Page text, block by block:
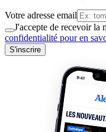
Votre adresse email
J'accepte de recevoir la
confidentialité pour en
S'inscrire